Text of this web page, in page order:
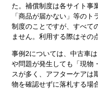
た。補償制度は各サイト事
「商品が届かない」等の
制度のことですが、すべて
ません。利用する際はその
事例2については、中古車
や問題が発生しても「現物
スが多く、アフターケアは
物を確認せずに落札する場